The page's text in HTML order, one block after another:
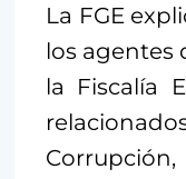
La FGE
los agentes
la Fiscalía